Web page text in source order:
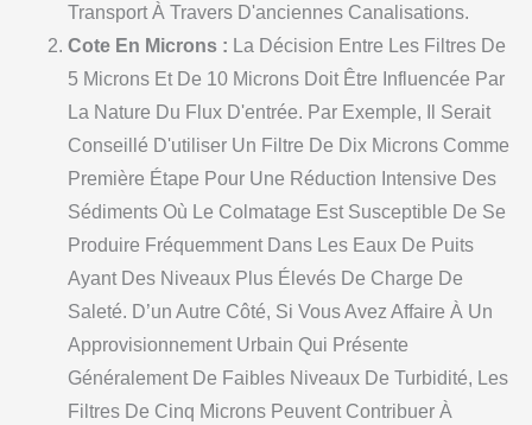
Transport À Travers D'anciennes Canalisations.
Cote En Microns : La Décision Entre Les Filtres De
5 Microns Et De 10 Microns Doit Être Influencée Par
La Nature Du Flux D'entrée. Par Exemple, Il Serait
Conseillé D'utiliser Un Filtre De Dix Microns Comme
Première Étape Pour Une Réduction Intensive Des
Sédiments Où Le Colmatage Est Susceptible De Se
Produire Fréquemment Dans Les Eaux De Puits
Ayant Des Niveaux Plus Élevés De Charge De
Saleté. D’un Autre Côté, Si Vous Avez Affaire À Un
Approvisionnement Urbain Qui Présente
Généralement De Faibles Niveaux De Turbidité, Les
Filtres De Cinq Microns Peuvent Contribuer À